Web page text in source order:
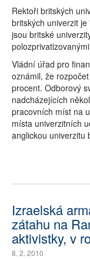
Rektoři britských
britských univerzit
jsou britské
Vládní úřad pro
oznámil, že
procent. Odborový
nadcházejících
pracovních míst na
místa univerzitních
anglickou univerzitu
Izraelská
zátahu na
aktivistky, v
8. 2. 2010